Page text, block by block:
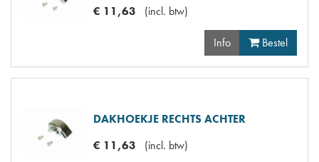
€ 11,63 (incl. btw)
Info Bestel
DAKHOEKJE RECHTS ACHTER
€ 11,63 (incl. btw)